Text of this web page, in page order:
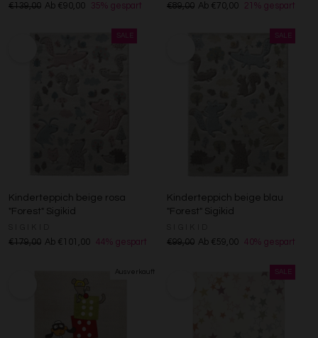
€139,00 Ab €90,00 35% gespart €89,00 Ab €70,00 21% gespart
Kinderteppich beige rosa
"Forest" Sigikid
€179,00 Ab €101,00 44% gespart
Kinderteppich beige blau
"Forest" Sigikid
€99,00 Ab €59,00 40% gespart